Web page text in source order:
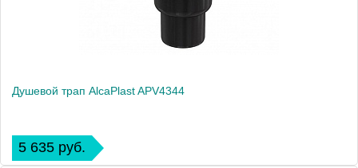
Душевой трап AlcaPlast APV4344
5 635 руб.